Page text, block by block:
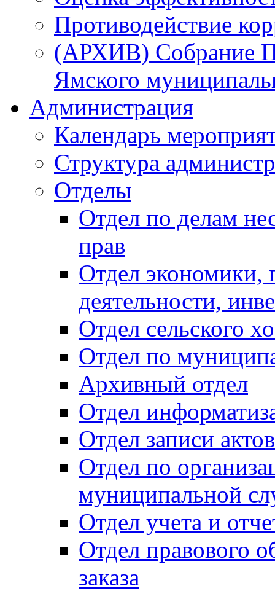
Противодействие
(АРХИВ) Собрание
Ямского
Администрация
Календарь
Структура
Отделы
Отдел по делам
прав
Отдел экономики,
деятельности,
Отдел сельского
Отдел по
Архивный отдел
Отдел
Отдел записи
Отдел по
муниципальной
Отдел учета и
Отдел правового
заказа